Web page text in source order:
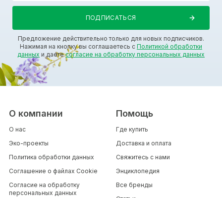
Предложение действительно только для новых подписчиков.
Нажимая на кнопку вы соглашаетесь с Политикой обработки
данных и даетесогласие на обработку персональных данных
О компании
О нас
Эко-проекты
Политика обработки данных
Соглашение о файлах Cookie
Согласие на обработку
персональных данных
Помощь
Где купить
Доставка и оплата
Свяжитесь с нами
Энциклопедия
Все бренды